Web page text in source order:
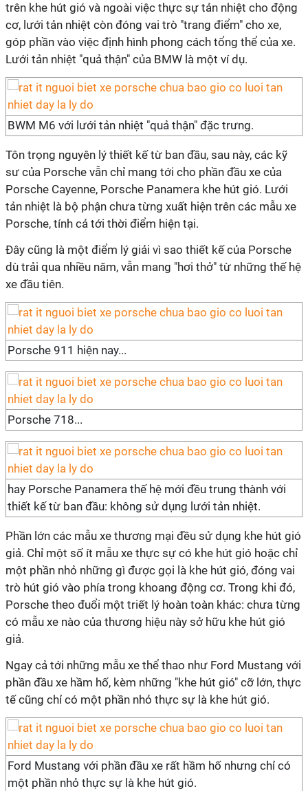
trên khe hút gió và ngoài việc thực sự tản nhiệt cho động
cơ, lưới tản nhiệt còn đóng vai trò "trang điểm" cho xe,
góp phần vào việc định hình phong cách tổng thể của xe.
Lưới tản nhiệt "quả thận" của BMW là một ví dụ.
BWM M6 với lưới tản nhiệt "quả thận" đặc trưng.
Tôn trọng nguyên lý thiết kế từ ban đầu, sau này, các kỹ
sư của Porsche vẫn chỉ mang tới cho phần đầu xe của
Porsche Cayenne, Porsche Panamera khe hút gió. Lưới
tản nhiệt là bộ phận chưa từng xuất hiện trên các mẫu xe
Porsche, tính cả tới thời điểm hiện tại.
Đây cũng là một điểm lý giải vì sao thiết kế của Porsche
dù trải qua nhiều năm, vẫn mang "hơi thở" từ những thế hệ
xe đầu tiên.
Porsche 911 hiện nay...
Porsche 718...
hay Porsche Panamera thế hệ mới đều trung thành với
thiết kế từ ban đầu: không sử dụng lưới tản nhiệt.
Phần lớn các mẫu xe thương mại đều sử dụng khe hút gió
giả. Chỉ một số ít mẫu xe thực sự có khe hút gió hoặc chỉ
một phần nhỏ những gì được gọi là khe hút gió, đóng vai
trò hút gió vào phía trong khoang động cơ. Trong khi đó,
Porsche theo đuổi một triết lý hoàn toàn khác: chưa từng
có mẫu xe nào của thương hiệu này sở hữu khe hút gió
giả.
Ngay cả tới những mẫu xe thể thao như Ford Mustang với
phần đầu xe hầm hố, kèm những "khe hút gió" cỡ lớn, thực
tế cũng chỉ có một phần nhỏ thực sự là khe hút gió.
Ford Mustang với phần đầu xe rất hầm hố nhưng chỉ có
một phần nhỏ thực sự là khe hút gió.